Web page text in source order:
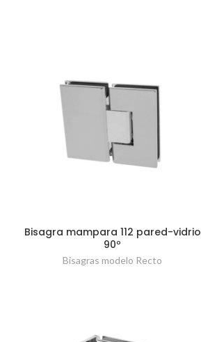
Bisagra mampara 112 pared-vidrio
90º
Bisagras modelo Recto